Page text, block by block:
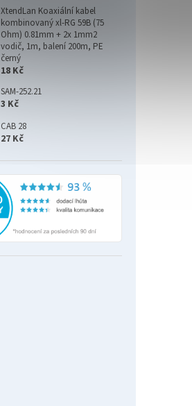
XtendLan Koaxiální kabel
kombinovaný xl-RG 59B (75
Ohm) 0.81mm + 2x 1mm2
vodič, 1m, balení 200m, PE
černý
18 Kč
SAM-252.21
3 Kč
CAB 28
27 Kč